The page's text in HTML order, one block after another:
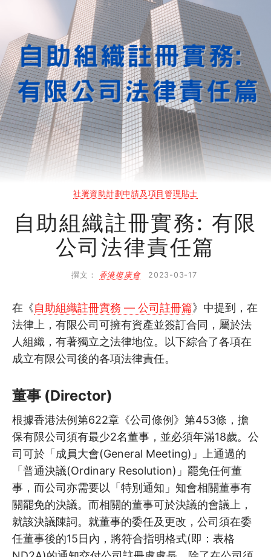
社署資助計劃申請及項目管理貼士
自助組織註冊實務: 有限
公司法律責任篇
撰文： 香港復康會 2023-03-17
在《自助組織註冊實務 — 公司註冊篇》中提到，在
法律上，有限公司可擁有資產並簽訂合同，屬於法
人組織，有著獨立之法律地位。以下綜合了各項在
成立有限公司後的各項法律責任。
董事 (Director)
根據香港法例第622章《公司條例》第453條，擔
保有限公司須有最少2名董事，並必須年滿18歲。公
司可於「成員大會(General Meeting)」上通過的
「普通決議(Ordinary Resolution)」罷免任何董
事，而公司亦需要以「特別通知」知會相關董事有
關罷免的決議。而相關的董事可於決議的會議上，
就該決議陳詞。就董事的委任及更改，公司須在委
任董事後的15日內，將符合指明格式(即：表格
組織發展指南針：SWOT分析法
1.3 各類常見籌款及資源拓展方法…
1.4 疫情下服務籌組貼士
1.5 病人組織網上活動例子(上)
1.6 病人組織網上活動例子(下)
2 知己知彼篇
社署資助計劃評核準則
3 項目管理篇
3.3 項目管理在自助組織中的應用…
3.4 項目管理在自助組織中的應用…
3.6 項目管理在自助組織中的應用…
3.7 項目管理在自助組織中的應用…
3.8 組織管理問題多‧千頭萬緒點「…
3.9 組織管理問題多‧千頭萬緒點「…
3.10 組織管理問題多‧千頭萬緒點…